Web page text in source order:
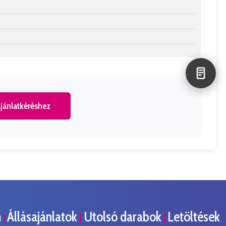
| Állásajánlatok | Utolsó darabok | Letöltések